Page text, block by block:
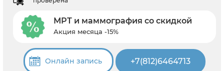
МРТ и маммография со скидкой
Акция месяца -15%
Онлайн запись +7(812)6464713